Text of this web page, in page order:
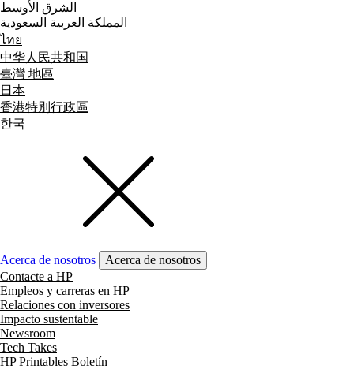
الشرق الأوسط
المملكة العربية السعودية
ไทย
中华人民共和国
臺灣 地區
日本
香港特別行政區
한국
Acerca de nosotros
Acerca de nosotros
Contacte a HP
Empleos y carreras en HP
Relaciones con inversores
Impacto sustentable
Newsroom
Tech Takes
HP Printables Boletín